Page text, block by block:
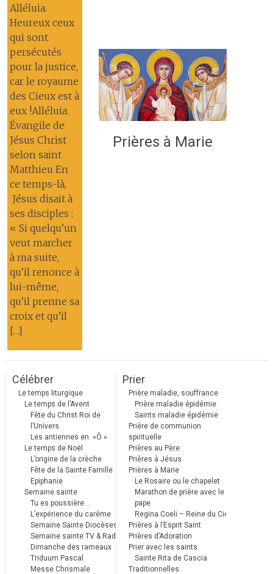
Alléluia.
Heureux ceux
qui sont
persécutés
pour la justice,
car le royaume
des Cieux est à
eux !Alléluia.
Évangile de
Jésus Christ
selon saint
Matthieu En
ce temps-là,
Jésus disait à
ses disciples :
« Si quelqu’un
veut marcher
à ma suite,
qu’il renonce à
lui-même,
qu’il prenne sa
croix et qu’il
[…]
Prières à Marie
Célébrer
Le temps liturgique
Le temps de l’Avent
Fête du Christ Roi de
l’Univers
Les antiennes en »Ô »
Le temps de Noël
L’origine de la crèche
Fête de la Sainte Famille
Epiphanie
Semaine sainte
Tu es poussière…
L’expérience du carême
Semaine Sainte Diocèses
Semaine sainte TV & Radio
Dimanche des rameaux
Triduum Pascal
Messe Chrismale
Prier
Prière maladie, souffrance
Prière maladie épidémie
Saints maladie épidémie
Prière de communion
spirituelle
Prières au Père
Prières à Jésus
Prières à Marie
Le Rosaire ou le chapelet
Marathon de prière avec le
pape
Regina Coeli – Reine du Ciel
Prières à l’Esprit Saint
Prières d’Adoration
Prier avec les saints
Sainte Rita de Cascia
Traditionnelles